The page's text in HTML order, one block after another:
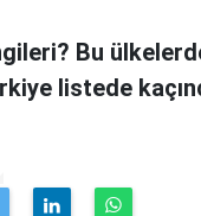
Bu
listede